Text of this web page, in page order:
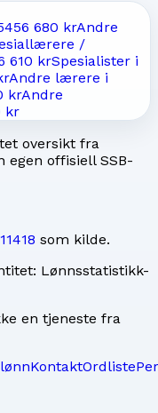
56 680 krAndre
/
610 krSpesialister i
Andre lærere i
krAndre
kr
oversikt fra
offisiell SSB-
som kilde.
Lønnsstatistikk-
en tjeneste fra
KontaktOrdliste